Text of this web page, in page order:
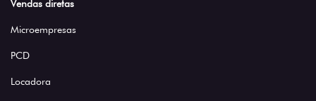
Vendas diretas
Microempresas
PCD
Locadora